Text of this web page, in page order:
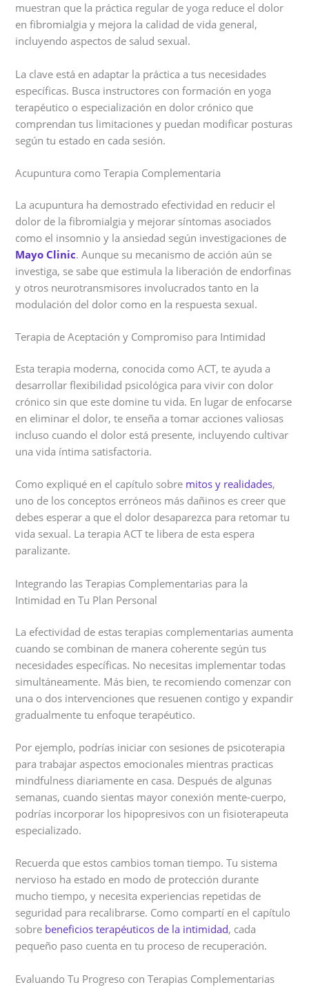
muestran que la práctica regular de yoga reduce el dolor
en fibromialgia y mejora la calidad de vida general,
incluyendo aspectos de salud sexual.
La clave está en adaptar la práctica a tus necesidades
específicas. Busca instructores con formación en yoga
terapéutico o especialización en dolor crónico que
comprendan tus limitaciones y puedan modificar posturas
según tu estado en cada sesión.
Acupuntura como Terapia Complementaria
La acupuntura ha demostrado efectividad en reducir el
dolor de la fibromialgia y mejorar síntomas asociados
como el insomnio y la ansiedad según investigaciones de
Mayo Clinic. Aunque su mecanismo de acción aún se
investiga, se sabe que estimula la liberación de endorfinas
y otros neurotransmisores involucrados tanto en la
modulación del dolor como en la respuesta sexual.
Terapia de Aceptación y Compromiso para Intimidad
Esta terapia moderna, conocida como ACT, te ayuda a
desarrollar flexibilidad psicológica para vivir con dolor
crónico sin que este domine tu vida. En lugar de enfocarse
en eliminar el dolor, te enseña a tomar acciones valiosas
incluso cuando el dolor está presente, incluyendo cultivar
una vida íntima satisfactoria.
Como expliqué en el capítulo sobre mitos y realidades,
uno de los conceptos erróneos más dañinos es creer que
debes esperar a que el dolor desaparezca para retomar tu
vida sexual. La terapia ACT te libera de esta espera
paralizante.
Integrando las Terapias Complementarias para la
Intimidad en Tu Plan Personal
La efectividad de estas terapias complementarias aumenta
cuando se combinan de manera coherente según tus
necesidades específicas. No necesitas implementar todas
simultáneamente. Más bien, te recomiendo comenzar con
una o dos intervenciones que resuenen contigo y expandir
gradualmente tu enfoque terapéutico.
Por ejemplo, podrías iniciar con sesiones de psicoterapia
para trabajar aspectos emocionales mientras practicas
mindfulness diariamente en casa. Después de algunas
semanas, cuando sientas mayor conexión mente-cuerpo,
podrías incorporar los hipopresivos con un fisioterapeuta
especializado.
Recuerda que estos cambios toman tiempo. Tu sistema
nervioso ha estado en modo de protección durante
mucho tiempo, y necesita experiencias repetidas de
seguridad para recalibrarse. Como compartí en el capítulo
sobre beneficios terapéuticos de la intimidad, cada
pequeño paso cuenta en tu proceso de recuperación.
Evaluando Tu Progreso con Terapias Complementarias